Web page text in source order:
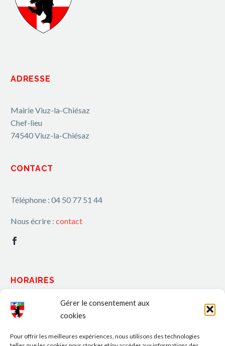
Gérer le consentement aux
cookies
Pour offrir les meilleures expériences, nous utilisons des technologies
ADRESSE
Mairie Viuz-la-Chiésaz
Chef-lieu
74540 Viuz-la-Chiésaz
CONTACT
Téléphone : 04 50 77 51 44
Nous écrire : contact
HORAIRES
Lundi : 9h-12h / 15h-19h
Mercredi : 9h-12h30 / 14h30-18h